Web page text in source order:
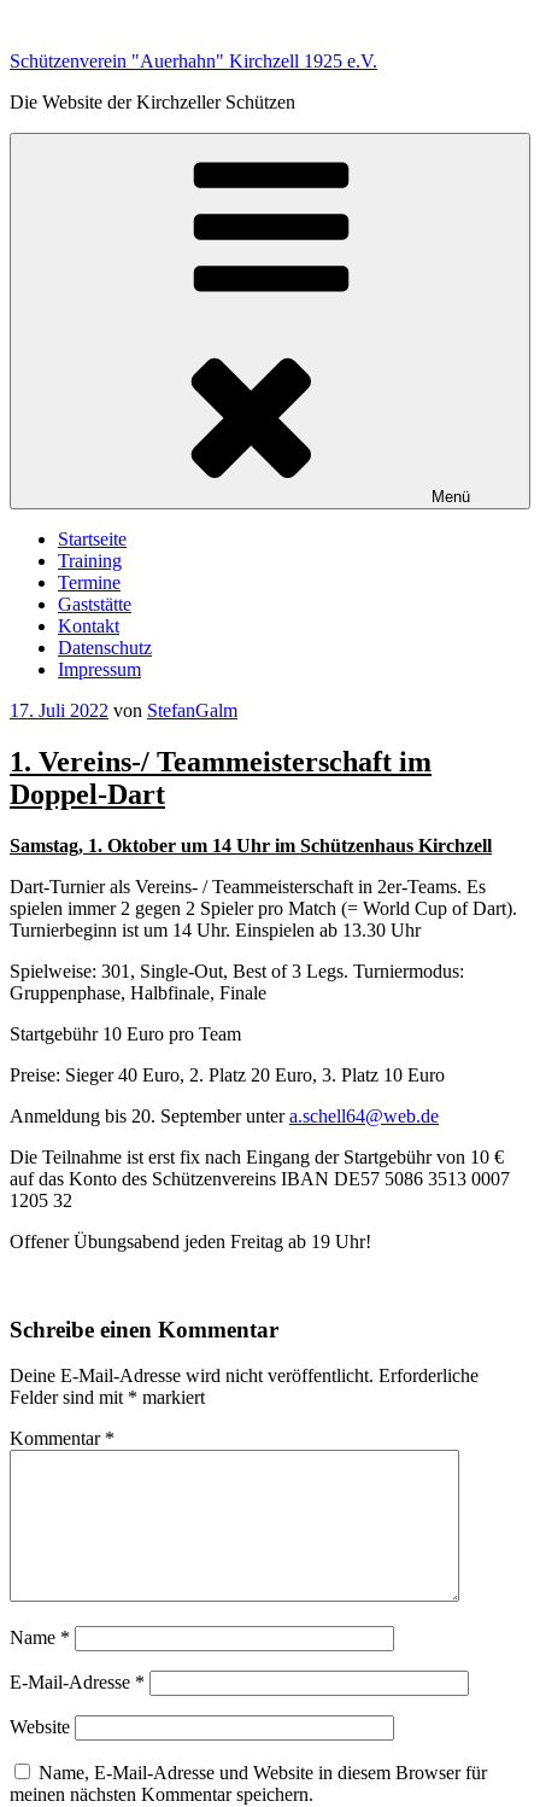
springen
Schützenverein "Auerhahn" Kirchzell 1925 e.V.
Die Website der Kirchzeller Schützen
Menü
Startseite
Training
Termine
Gaststätte
Kontakt
Datenschutz
Impressum
Veröffentlicht
17. Juli 2022 von StefanGalm
1. Vereins-/ Teammeisterschaft im
Doppel-Dart
Samstag, 1. Oktober um 14 Uhr im Schützenhaus Kirchzell
Dart-Turnier als Vereins- / Teammeisterschaft in 2er-Teams. Es
spielen immer 2 gegen 2 Spieler pro Match (= World Cup of Dart).
Turnierbeginn ist um 14 Uhr. Einspielen ab 13.30 Uhr
Spielweise: 301, Single-Out, Best of 3 Legs. Turniermodus:
Gruppenphase, Halbfinale, Finale
Startgebühr 10 Euro pro Team
Preise: Sieger 40 Euro, 2. Platz 20 Euro, 3. Platz 10 Euro
Anmeldung bis 20. September untera.schell64@web.de
Die Teilnahme ist erst fix nach Eingang der Startgebühr von 10 €
auf das Konto des Schützenvereins IBAN DE57 5086 3513 0007
1205 32
Offener Übungsabend jeden Freitag ab 19 Uhr!
Schreibe einen Kommentar
Deine E-Mail-Adresse wird nicht veröffentlicht. Erforderliche
Felder sind mit * markiert
Kommentar *
Name *
E-Mail-Adresse *
Website
Name, E-Mail-Adresse und Website in diesem Browser für
meinen nächsten Kommentar speichern.